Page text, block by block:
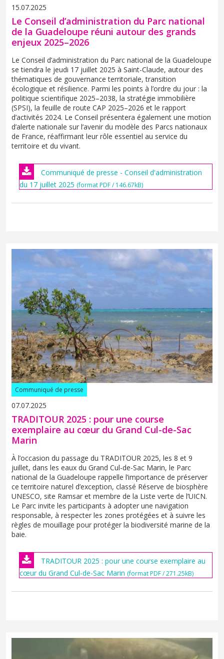
15.07.2025
Le Conseil d’administration du Parc national
de la Guadeloupe réuni autour des grands
enjeux 2025–2026
Le Conseil d’administration du Parc national de la Guadeloupe
se tiendra le jeudi 17 juillet 2025 à Saint-Claude, autour des
thématiques de gouvernance territoriale, transition
écologique et résilience. Parmi les points à l’ordre du jour : la
politique scientifique 2025–2038, la stratégie immobilière
(SPSI), la feuille de route CAP 2025–2026 et le rapport
d’activités 2024. Le Conseil présentera également une motion
d’alerte nationale sur l’avenir du modèle des Parcs nationaux
de France, réaffirmant leur rôle essentiel au service du
territoire et du vivant.
Communiqué de presse - Conseil d'administration
du 17 juillet 2025 (format PDF / 146.67kB)
Communiqué de presse
07.07.2025
TRADITOUR 2025 : pour une course
exemplaire au cœur du Grand Cul-de-Sac
Marin
À l’occasion du passage du TRADITOUR 2025, les 8 et 9
juillet, dans les eaux du Grand Cul-de-Sac Marin, le Parc
national de la Guadeloupe rappelle l’importance de préserver
ce territoire naturel d’exception, classé Réserve de biosphère
UNESCO, site Ramsar et membre de la Liste verte de l’UICN.
Le Parc invite les participants à adopter une navigation
responsable, à respecter les zones protégées et à suivre les
règles de mouillage pour protéger la biodiversité marine de la
baie.
TRADITOUR 2025 : pour une course exemplaire au
cœur du Grand Cul-de-Sac Marin (format PDF / 271.25kB)